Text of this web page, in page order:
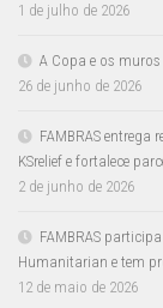
1 de julho de 2026
A Copa e os
26 de junho de 2026
FAMBRAS
KSrelief e fortalece
2 de junho de 2026
FAMBRAS
Humanitarian e tem
12 de maio de 2026